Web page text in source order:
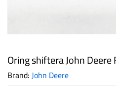
Oring shiftera John
Brand:John Deere